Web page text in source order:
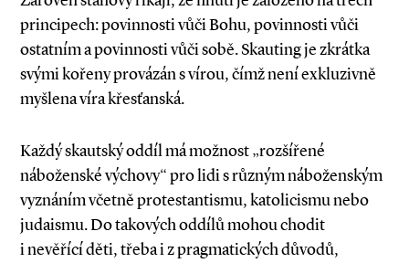
principech: povinnosti vůči Bohu, povinnosti vůči
ostatním a povinnosti vůči sobě. Skauting je zkrátka
svými kořeny provázán s vírou, čímž není exkluzivně
myšlena víra křesťanská.
Každý skautský oddíl má možnost „rozšířené
náboženské výchovy“ pro lidi s různým náboženským
vyznáním včetně protestantismu, katolicismu nebo
judaismu. Do takových oddílů mohou chodit
i nevěřící děti, třeba i z pragmatických důvodů,